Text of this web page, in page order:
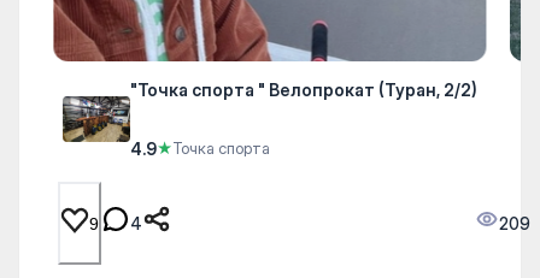
"Точка спорта " Велопрокат (Туран, 2/2)
4.9★Точка спорта
9 4 209